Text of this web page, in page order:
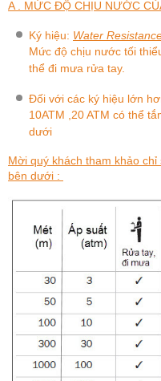
A . MỨC ĐỘ CHỊU NƯỚC
Ký hiệu: Water
Mức độ chịu nước tối
thể đi mưa rửa tay.
Đối với các ký hiệu lớn
10ATM ,20 ATM có thể
dưới
Mời quý khách tham khảo
bên dưới :